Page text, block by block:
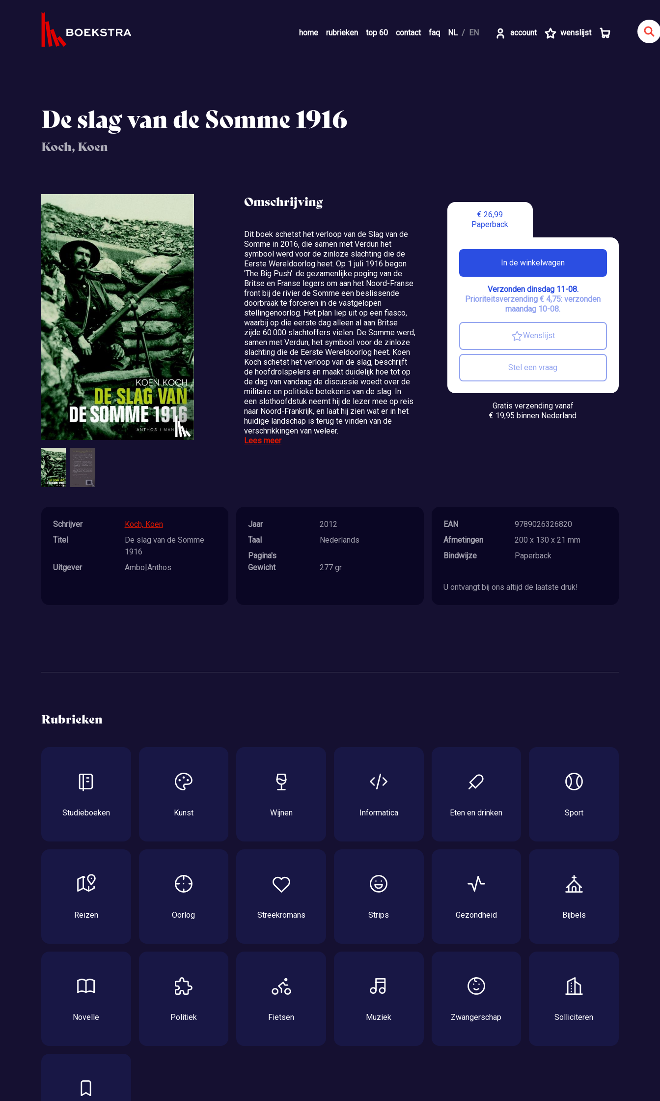
home rubrieken top 60 contact faq NL EN account wenslijst
De slag van de Somme 1916
Koch, Koen
Omschrijving
Dit boek schetst het verloop van de Slag van de
Somme in 2016, die samen met Verdun het
symbool werd voor de zinloze slachting die de
Eerste Wereldoorlog heet. Op 1 juli 1916 begon
'The Big Push': de gezamenlijke poging van de
Britse en Franse legers om aan het Noord-Franse
front bij de rivier de Somme een beslissende
doorbraak te forceren in de vastgelopen
stellingenoorlog. Het plan liep uit op een fiasco,
waarbij op die eerste dag alleen al aan Britse
zijde 60.000 slachtoffers vielen. De Somme werd,
samen met Verdun, het symbool voor de zinloze
slachting die de Eerste Wereldoorlog heet. Koen
Koch schetst het verloop van de slag, beschrijft
de hoofdrolspelers en maakt duidelijk hoe tot op
de dag van vandaag de discussie woedt over de
militaire en politieke betekenis van de slag. In
een slothoofdstuk neemt hij de lezer mee op reis
naar Noord-Frankrijk, en laat hij zien wat er in het
huidige landschap is terug te vinden van de
verschrikkingen van weleer.
Lees meer
€ 26,99
Paperback
In de winkelwagen
Verzonden dinsdag 11-08.
Prioriteitsverzending € 4,75: verzonden
maandag 10-08.
Wenslijst
Stel een vraag
Gratis verzending vanaf
€ 19,95 binnen Nederland
Schrijver
Koch, Koen
Titel
De slag van de Somme
1916
Uitgever
Ambo|Anthos
Jaar
2012
Taal
Nederlands
Pagina's
Gewicht
277 gr
EAN
9789026326820
Afmetingen
200 x 130 x 21 mm
Bindwijze
Paperback
U ontvangt bij ons altijd de laatste druk!
Rubrieken
Studieboeken Kunst Wijnen Informatica Eten en drinken Sport
Reizen Oorlog Streekromans Strips Gezondheid Bijbels
Novelle Politiek Fietsen Muziek Zwangerschap Solliciteren